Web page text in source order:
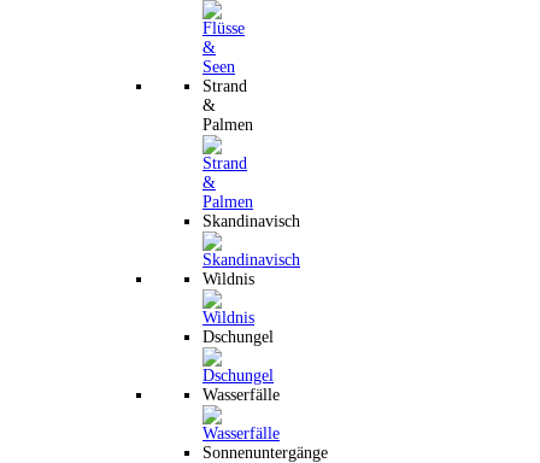
Strand
&
Palmen
Skandinavisch
Wildnis
Dschungel
Wasserfälle
Sonnenuntergänge